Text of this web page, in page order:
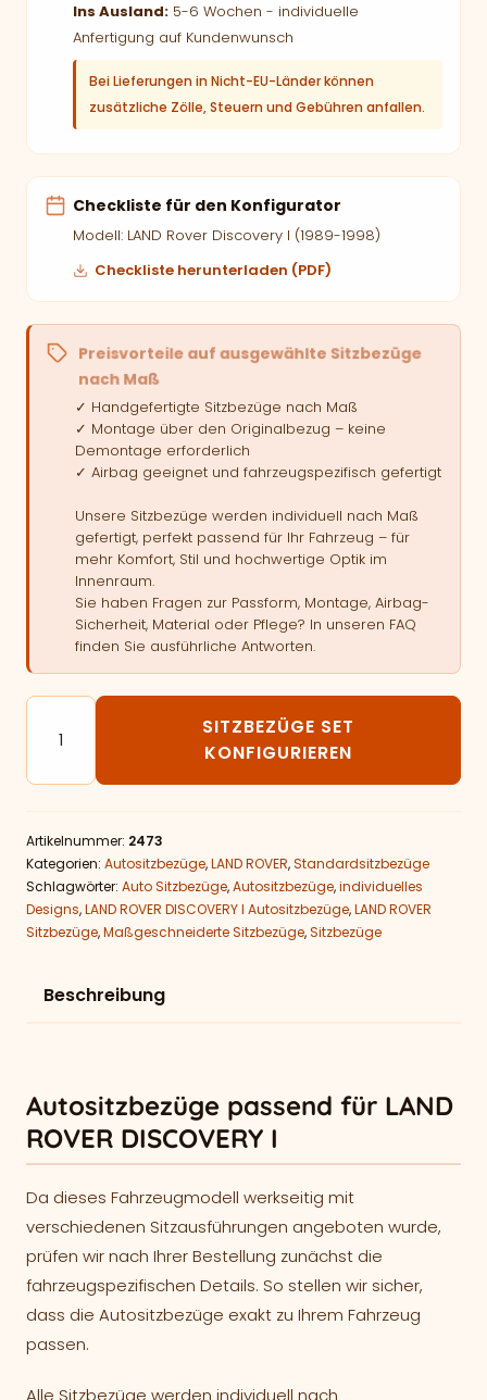
Ins Ausland: 5-6 Wochen - individuelle
Anfertigung auf Kundenwunsch
Bei Lieferungen in Nicht-EU-Länder können
zusätzliche Zölle, Steuern und Gebühren anfallen.
Checkliste für den Konfigurator
Modell: LAND Rover Discovery I (1989-1998)
Checkliste herunterladen (PDF)
Preisvorteile auf ausgewählte Sitzbezüge
nach Maß
✓ Handgefertigte Sitzbezüge nach Maß
✓ Montage über den Originalbezug – keine
Demontage erforderlich
✓ Airbag geeignet und fahrzeugspezifisch gefertigt
Unsere Sitzbezüge werden individuell nach Maß
gefertigt, perfekt passend für Ihr Fahrzeug – für
mehr Komfort, Stil und hochwertige Optik im
Innenraum.
Sie haben Fragen zur Passform, Montage, Airbag-
Sicherheit, Material oder Pflege? In unseren FAQ
finden Sie ausführliche Antworten.
Autositzbezüge passend für LAND ROVER DISCOVERY
SITZBEZÜGE SET
KONFIGURIEREN
Artikelnummer: 2473
Kategorien: Autositzbezüge,LAND ROVER,Standardsitzbezüge
Schlagwörter: Auto Sitzbezüge,Autositzbezüge,individuelles
Designs,LAND ROVER DISCOVERY I Autositzbezüge,LAND ROVER
Sitzbezüge,Maßgeschneiderte Sitzbezüge,Sitzbezüge
Beschreibung
Autositzbezüge passend für LAND
ROVER DISCOVERY I
Da dieses Fahrzeugmodell werkseitig mit
verschiedenen Sitzausführungen angeboten wurde,
prüfen wir nach Ihrer Bestellung zunächst die
fahrzeugspezifischen Details. So stellen wir sicher,
dass die Autositzbezüge exakt zu Ihrem Fahrzeug
passen.
Alle Sitzbezüge werden individuell nach